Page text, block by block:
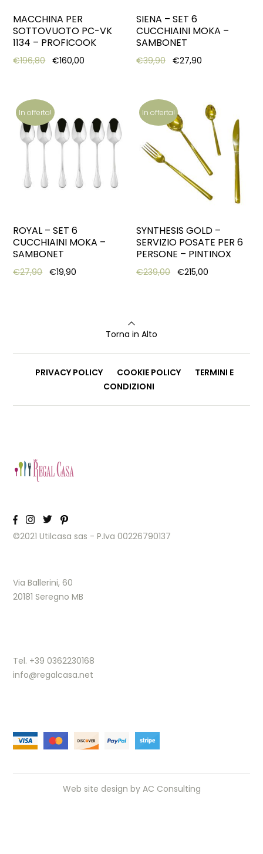
MACCHINA PER
SOTTOVUOTO PC-VK
1134 – PROFICOOK
€196,80 Original price was: €196,80.
€160,00 Current price is: €160,00.
SIENA – SET 6
CUCCHIAINI MOKA –
SAMBONET
€39,90 Original price was:
€27,90
In offerta!
ROYAL – SET 6
CUCCHIAINI MOKA –
SAMBONET
€27,90 Original price was: €27,90.
€19,90 Current price is: €19,90.
In offerta!
SYNTHESIS GOLD –
SERVIZIO POSATE PER 6
PERSONE – PINTINOX
€239,00 Original price was:
€215,00
Torna in Alto
PRIVACY POLICY COOKIE POLICY
TERMINI E
CONDIZIONI
©2021 Utilcasa sas - P.Iva 00226790137
Via Ballerini, 60
20181 Seregno MB
Tel. +39 0362230168
info@regalcasa.net
Web site design by AC Consulting